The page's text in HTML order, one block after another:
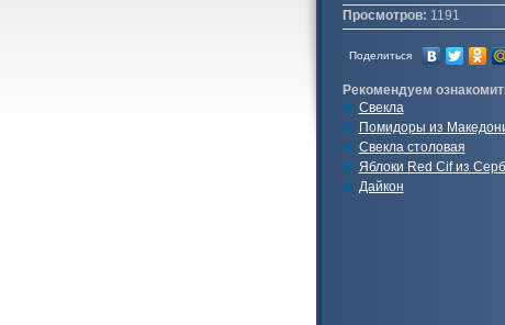
Просмотров: 1191
Поделиться
Рекомендуем
Свекла
Помидоры из
Свекла столовая
Яблоки Red Cif из
Дайкон